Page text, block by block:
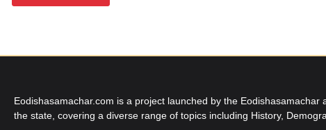
Eodishasamachar.com is a project launched by the
the state, covering a diverse range of topics including History,